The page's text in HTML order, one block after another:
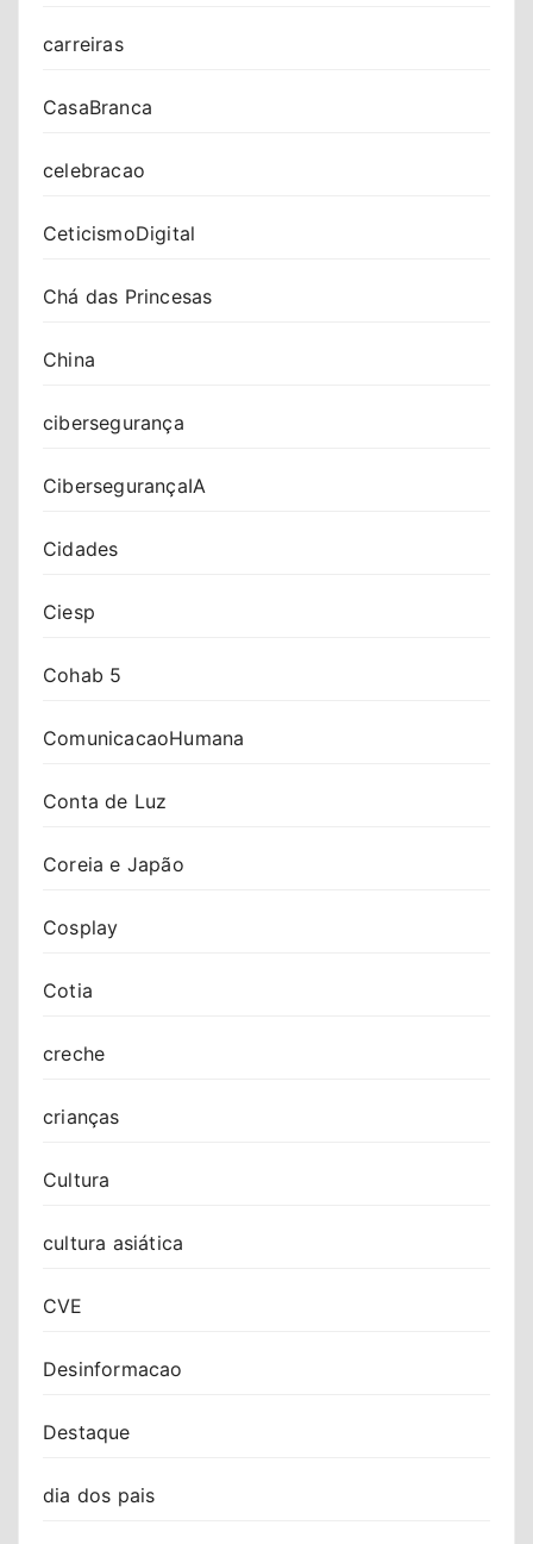
carreiras
CasaBranca
celebracao
CeticismoDigital
Chá das Princesas
China
cibersegurança
CibersegurançaIA
Cidades
Ciesp
Cohab 5
ComunicacaoHumana
Conta de Luz
Coreia e Japão
Cosplay
Cotia
creche
crianças
Cultura
cultura asiática
CVE
Desinformacao
Destaque
dia dos pais